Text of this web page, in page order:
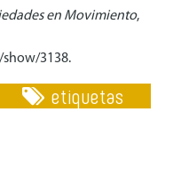
en Movimiento,
show/3138.
etiquetas